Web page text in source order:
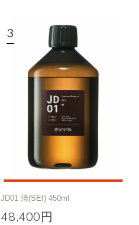
JD01 清(SEI) 450ml
48,400円